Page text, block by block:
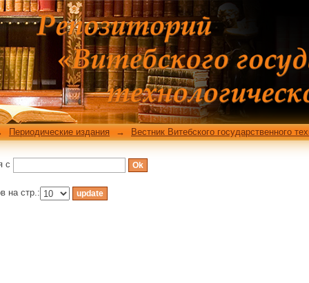
по: Теме
Периодические издания → Вестник Витебского государственного
с
на стр.: